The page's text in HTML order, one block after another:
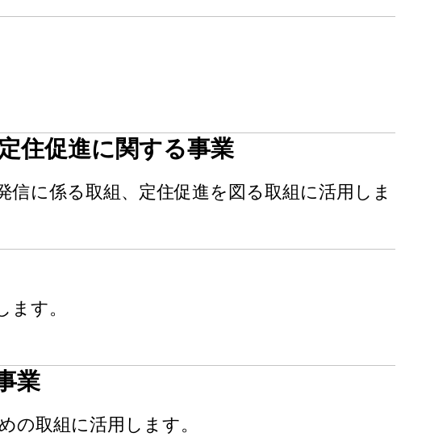
住促進に関する事業
に係る取組、定住促進を図る取組に活用しま
す。
業
の取組に活用します。